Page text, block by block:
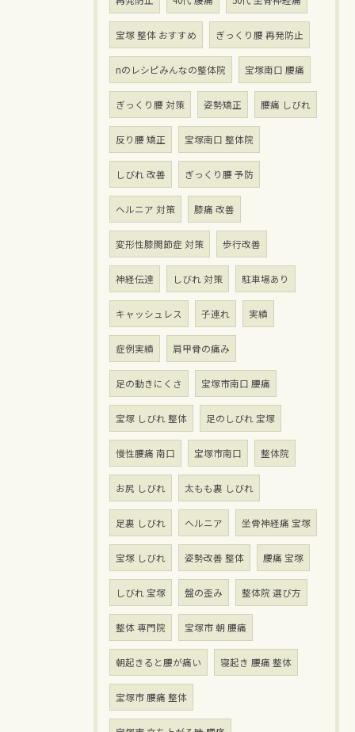
宝塚 整体 おすすめ ぎっくり腰 再発防止
nのレシピみんなの整体院 宝塚南口 腰痛
ぎっくり腰 対策 姿勢矯正 腰痛 しびれ
反り腰 矯正 宝塚南口 整体院
しびれ 改善 ぎっくり腰 予防
ヘルニア 対策 膝痛 改善
変形性膝関節症 対策 歩行改善
神経伝達 しびれ 対策 駐車場あり
キャッシュレス 子連れ 実績
症例実績 肩甲骨の痛み
足の動きにくさ 宝塚市南口 腰痛
宝塚 しびれ 整体 足のしびれ 宝塚
慢性腰痛 南口 宝塚市南口 整体院
お尻 しびれ 太もも裏 しびれ
足裏 しびれ ヘルニア 坐骨神経痛 宝塚
宝塚 しびれ 姿勢改善 整体 腰痛 宝塚
しびれ 宝塚 盤の歪み 整体院 選び方
整体 専門院 宝塚市 朝 腰痛
朝起きると腰が痛い 寝起き 腰痛 整体
宝塚市 腰痛 整体